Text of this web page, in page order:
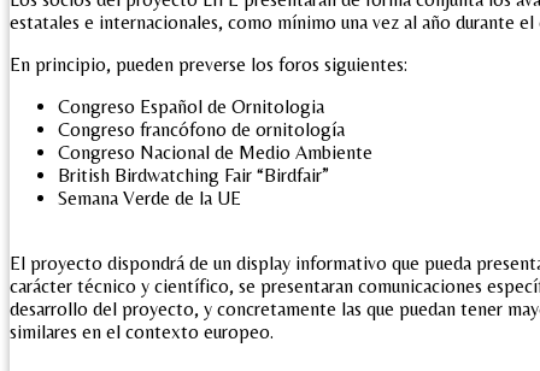
estatales e internacionales, como mínimo una vez al año durante
En principio, pueden preverse los foros siguientes:
Congreso Español de Ornitologia
Congreso francófono de ornitología
Congreso Nacional de Medio Ambiente
British Birdwatching Fair “Birdfair”
Semana Verde de la UE
El proyecto dispondrá de un display informativo que pueda
carácter técnico y científico, se presentaran comunicaciones
desarrollo del proyecto, y concretamente las que puedan tener
similares en el contexto europeo.